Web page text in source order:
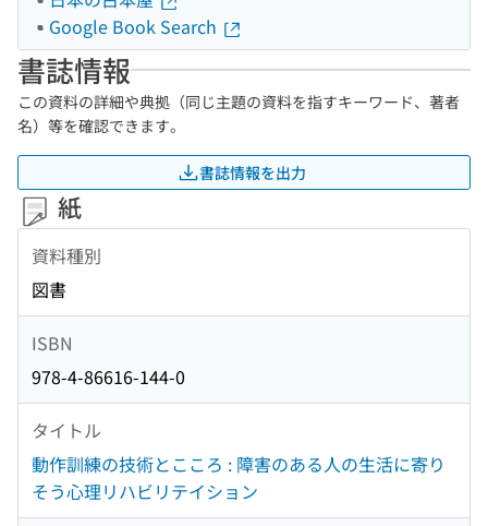
Google Book Search
書誌情報
この資料の詳細や典拠（同じ主題の資料を指すキーワード、著者
名）等を確認できます。
書誌情報を出力
紙
資料種別
図書
ISBN
978-4-86616-144-0
タイトル
動作訓練の技術とこころ : 障害のある人の生活に寄り
そう心理リハビリテイション